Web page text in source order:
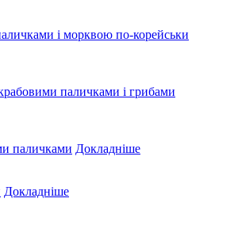
і морквою по-корейськи
паличками і грибами
паличками Докладніше
Докладніше